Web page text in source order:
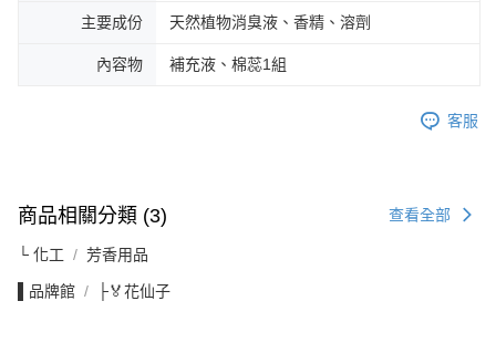
主要成份 天然植物消臭液、香精、溶劑
內容物 補充液、棉蕊1組
客服
商品相關分類 (3) 查看全部
└ 化工 芳香用品
▌品牌館 ├🏅花仙子